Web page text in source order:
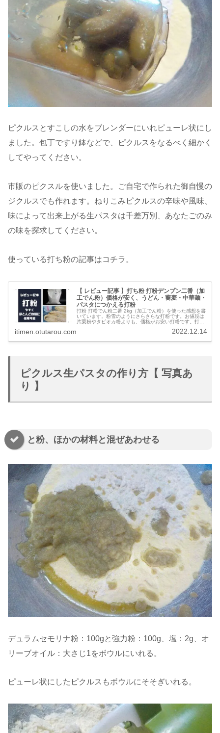
ピクルスとすこしの水をブレンダーにいれピューレ状にし
ました。包丁ですり鉢などで、ピクルスをなるべく細かく
してやってください。
市販のピクスルを使いました。ご自宅で作られた御自慢の
ジクルスでも作れます。ねりこみピクルスの辛味や風味、
味によって出来上がる生パスタは千差万別、あなたごのみ
の味を探求してください。
使っている打ち粉の記事はコチラ。
【 レビュー記事 】打ち粉 打粉デンプン二番（加
工でん粉）価格が安く、うどん・蕎麦・中華麺・
パスタにつかえる打粉
打粉 打粉でん粉二番 2kg（加工でん粉）を使った感想を書
いています。粉雪のようにさらさらな打粉です。お値段は
片栗粉やタピオカ粉よりも、価格がお安い打粉です。打粉
とんどの麺に打ち粉できます。そして、麺どおしがくっつ
itimen.otutarou.com 2022.12.14
ピクルス生パスタの作り方【 写真あ
り 】
と粉、ほかの材料と混ぜあわせる
デュラムセモリナ粉：100gと強力粉：100g、塩：2g、オ
リーブオイル：大さじ1をボウルにいれる。
ピューレ状にしたピクルスもボウルにそそぎいれる。